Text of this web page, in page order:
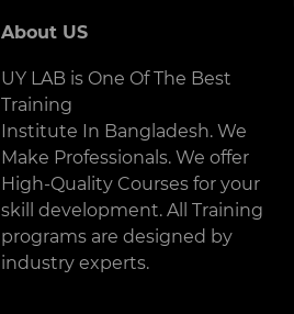
About US
UY LAB is One Of The Best
Training
Institute In Bangladesh. We
Make Professionals. We offer
High-Quality Courses for your
skill development. All Training
programs are designed by
industry experts.